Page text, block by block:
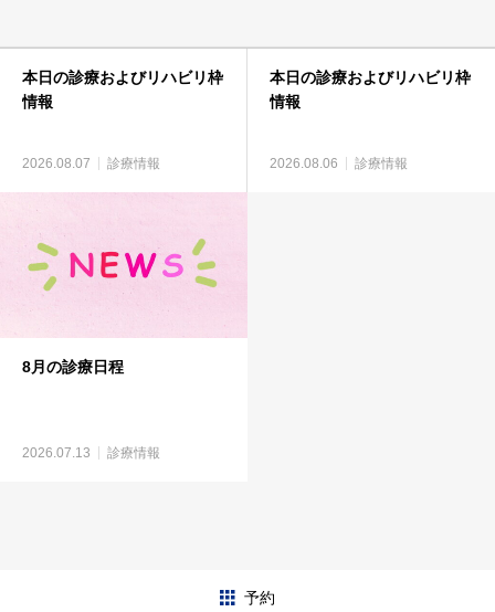
本日の診療およびリハビリ枠
情報
2026.08.07 診療情報
本日の診療およびリハビリ枠
情報
2026.08.06 診療情報
8月の診療日程
2026.07.13 診療情報
予約